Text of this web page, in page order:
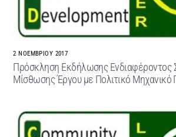
2 ΝΟΕΜΒΡΊΟΥ 2017
Πρόσκληση Εκδήλωσης Ενδιαφέροντος
Μίσθωσης Έργου με Πολιτικό Μηχανικό